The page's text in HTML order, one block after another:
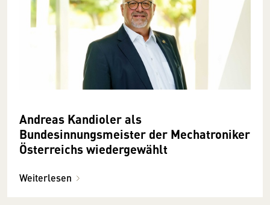
Andreas Kandioler als
Bundesinnungsmeister der Mechatroniker
Österreichs wiedergewählt
Weiterlesen